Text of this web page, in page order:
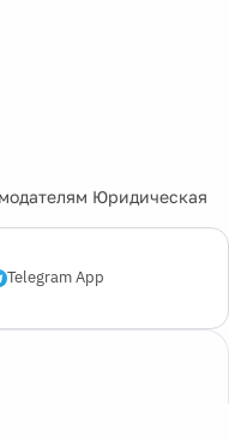
Юридическая
Telegram App